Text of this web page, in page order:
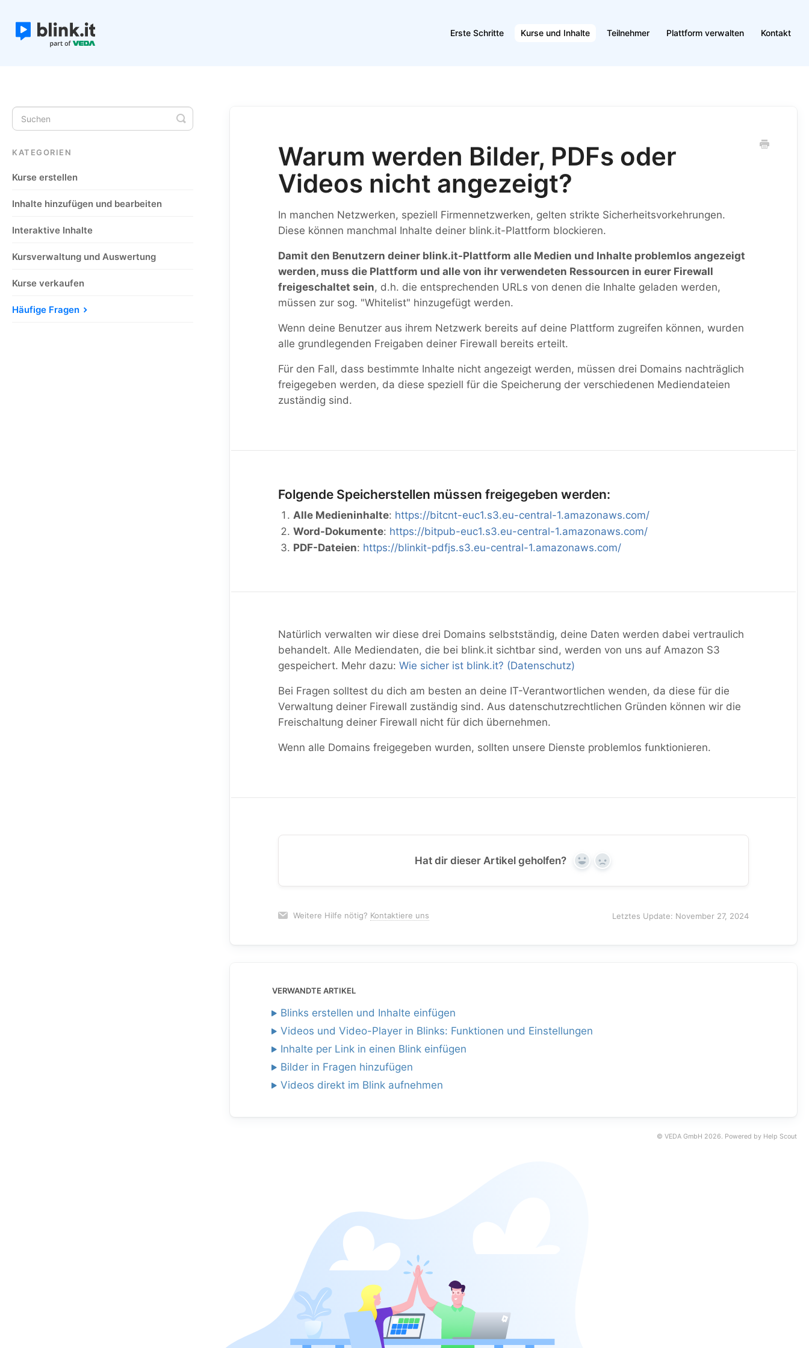
Erste Schritte Kurse und Inhalte Teilnehmer Plattform verwalten Kontakt
Warum werden Bilder, PDFs oder
Videos nicht angezeigt?
In manchen Netzwerken, speziell Firmennetzwerken, gelten strikte Sicherheitsvorkehrungen.
Diese können manchmal Inhalte deiner blink.it-Plattform blockieren.
Damit den Benutzern deiner blink.it-Plattform alle Medien und Inhalte problemlos angezeigt
werden, muss die Plattform und alle von ihr verwendeten Ressourcen in eurer Firewall
freigeschaltet sein, d.h. die entsprechenden URLs von denen die Inhalte geladen werden,
müssen zur sog. "Whitelist" hinzugefügt werden.
Wenn deine Benutzer aus ihrem Netzwerk bereits auf deine Plattform zugreifen können, wurden
alle grundlegenden Freigaben deiner Firewall bereits erteilt.
Für den Fall, dass bestimmte Inhalte nicht angezeigt werden, müssen drei Domains nachträglich
freigegeben werden, da diese speziell für die Speicherung der verschiedenen Mediendateien
zuständig sind.
Folgende Speicherstellen müssen freigegeben werden:
Alle Medieninhalte: https://bitcnt-euc1.s3.eu-central-1.amazonaws.com/
Word-Dokumente: https://bitpub-euc1.s3.eu-central-1.amazonaws.com/
PDF-Dateien: https://blinkit-pdfjs.s3.eu-central-1.amazonaws.com/
Natürlich verwalten wir diese drei Domains selbstständig, deine Daten werden dabei vertraulich
behandelt. Alle Mediendaten, die bei blink.it sichtbar sind, werden von uns auf Amazon S3
gespeichert. Mehr dazu:Wie sicher ist blink.it? (Datenschutz)
Bei Fragen solltest du dich am besten an deine IT-Verantwortlichen wenden, da diese für die
Verwaltung deiner Firewall zuständig sind. Aus datenschutzrechtlichen Gründen können wir die
Freischaltung deiner Firewall nicht für dich übernehmen.
Wenn alle Domains freigegeben wurden, sollten unsere Dienste problemlos funktionieren.
Hat dir dieser Artikel geholfen? Yes No
Weitere Hilfe nötig? Kontaktiere uns Letztes Update: November 27, 2024
VERWANDTE ARTIKEL
Blinks erstellen und Inhalte einfügen
Videos und Video-Player in Blinks: Funktionen und Einstellungen
Inhalte per Link in einen Blink einfügen
Bilder in Fragen hinzufügen
Videos direkt im Blink aufnehmen
Toggle
Search
KATEGORIEN
Kurse erstellen
Inhalte hinzufügen und bearbeiten
Interaktive Inhalte
Kursverwaltung und Auswertung
Kurse verkaufen
Häufige Fragen
© VEDA GmbH 2026. Powered by Help Scout